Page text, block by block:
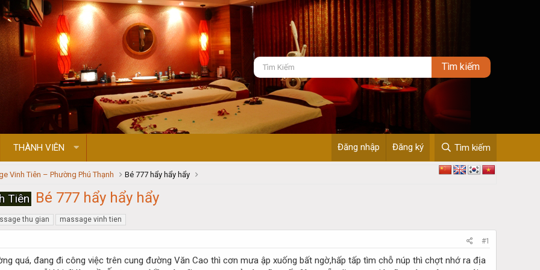
THÀNH VIÊN Đăng nhập Đăng ký Tìm kiếm
Vinh Tiên – Phường Phú Thạnh Bé 777 hẩy hẩy hẩy
Tiên Bé 777 hẩy hẩy hẩy
thu gian massage vinh tien
#1
quá, đang đi công việc trên cung đường Văn Cao thì cơn mưa ập xuống bất ngờ,hấp tấp tìm chỗ núp thì chợt nhớ ra địa